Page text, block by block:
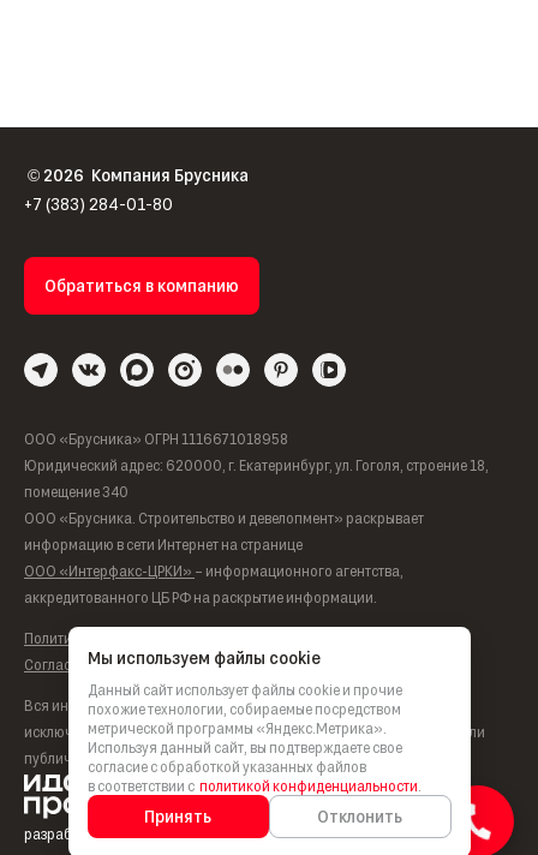
©2026 Компания Брусника
+7 (383) 284-01-80
Обратиться в компанию
ООО «Брусника» ОГРН 1116671018958
Юридический адрес: 620000, г. Екатеринбург, ул. Гоголя, строение 18,
помещение 340
ООО «Брусника. Строительство и девелопмент» раскрывает
информацию в сети Интернет на странице
ООО «Интерфакс-ЦРКИ» – информационного агентства,
аккредитованного ЦБ РФ на раскрытие информации.
Политика обработки персональных данных
Согласие на обработку персональных данных
Вся информация, представленная на данном сайте, носит
исключительно информационный характер, не является офертой или
публичной офертой согласно ст. 435, п. 2 ст. 437 ГК РФ.
разработка сайта
Мы используем файлы cookie
Данный сайт использует файлы cookie и прочие
похожие технологии, собираемые посредством
метрической программы «Яндекс.Метрика».
Используя данный сайт, вы подтверждаете свое
согласие с обработкой указанных файлов
в соответствии с политикой конфиденциальности
Принять Отклонить